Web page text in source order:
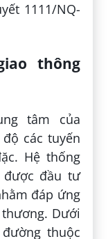
1111/NQ-
thông
tâm của
các tuyến
Hệ thống
được đầu tư
đáp ứng
Dưới
thuộc